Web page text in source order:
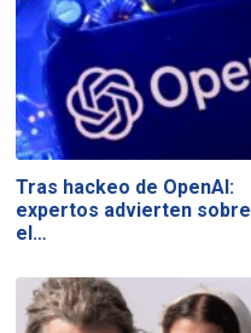
Tras hackeo de OpenAI:
expertos advierten sobre
el…